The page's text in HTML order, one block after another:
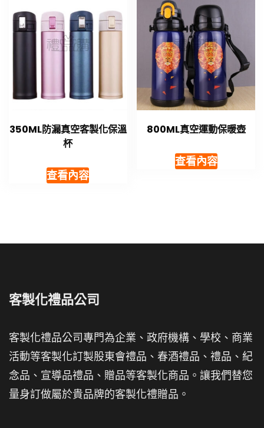
350ML防漏真空客製化保溫
杯
查看內容
800ML真空運動保暖壺
查看內容
客製化禮品公司
客製化禮品公司專門為企業、政府機構、學校、商業
活動等客製化訂製股東會禮品、春酒禮品、禮品、紀
念品、宣導品禮品、贈品等客製化商品。讓我們替您
量身訂做屬於貴品牌的客製化禮贈品。